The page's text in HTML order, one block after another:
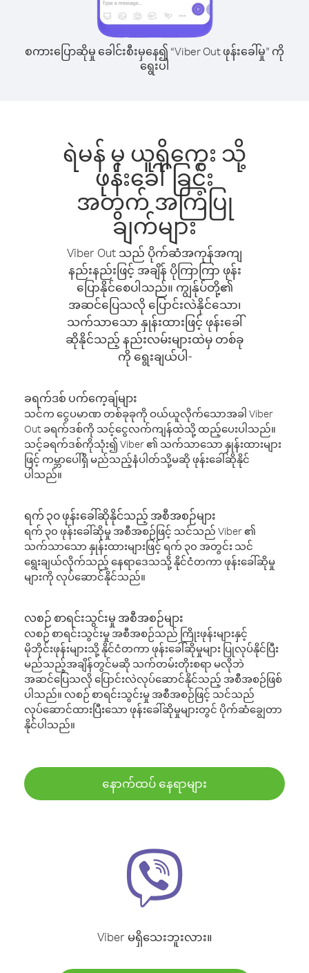
စကားပြောဆိုမှု ခေါင်းစီးမှနေ၍ “Viber Out ဖုန်းခေါ်မှု” ကို
ရွေးပါ
ရဲမန် မှ ယူရိုကွေး သို့
ဖုန်းခေါ်ခြင်း
အတွက် အကြံပြု
ချက်များ
Viber Out သည် ပိုက်ဆံအကုန်အကျ
နည်းနည်းဖြင့် အချိန် ပိုကြာကြာ ဖုန်း
ပြောနိုင်စေပါသည်။ ကျွန်ုပ်တို့၏
အဆင်ပြေသလို ပြောင်းလဲနိုင်သော၊
သက်သာသော နှုန်းထားဖြင့် ဖုန်းခေါ်
ဆိုနိုင်သည့် နည်းလမ်းများထဲမှ တစ်ခု
ကို ရွေးချယ်ပါ-
ခရက်ဒစ် ပက်ကေ့ချ်များ
သင်က ငွေပမာဏ တစ်ခုခုကို ဝယ်ယူလိုက်သောအခါ Viber
Out ခရက်ဒစ်ကို သင့်ငွေလက်ကျန်ထဲသို့ ထည့်ပေးပါသည်။
သင့်ခရက်ဒစ်ကိုသုံး၍ Viber ၏ သက်သာသော နှုန်းထားများ
ဖြင့် ကမ္ဘာပေါ်ရှိ မည်သည့်နံပါတ်သို့မဆို ဖုန်းခေါ်ဆိုနိုင်
ပါသည်။
ရက် ၃၀ ဖုန်းခေါ်ဆိုနိုင်သည့် အစီအစဉ်များ
ရက် ၃၀ ဖုန်းခေါ်ဆိုမှု အစီအစဉ်ဖြင့် သင်သည် Viber ၏
သက်သာသော နှုန်းထားများဖြင့် ရက် ၃၀ အတွင်း သင်
ရွေးချယ်လိုက်သည့် နေရာဒေသသို့ နိုင်ငံတကာ ဖုန်းခေါ်ဆိုမှု
များကို လုပ်ဆောင်နိုင်သည်။
လစဉ် စာရင်းသွင်းမှု အစီအစဉ်များ
လစဉ် စာရင်းသွင်းမှု အစီအစဉ်သည် ကြိုးဖုန်းများနှင့်
မိုဘိုင်းဖုန်းများသို့ နိုင်ငံတကာ ဖုန်းခေါ်ဆိုမှုများ ပြုလုပ်နိုင်ပြီး
မည်သည့်အချိန်တွင်မဆို သက်တမ်းတိုးစရာ မလိုဘဲ
အဆင်ပြေသလို ပြောင်းလဲလုပ်ဆောင်နိုင်သည့် အစီအစဉ်ဖြစ်
ပါသည်။ လစဉ် စာရင်းသွင်းမှု အစီအစဉ်ဖြင့် သင်သည်
လုပ်ဆောင်ထားပြီးသော ဖုန်းခေါ်ဆိုမှုများတွင် ပိုက်ဆံချွေတာ
နိုင်ပါသည်။
နောက်ထပ် နေရာများ
Viber မရှိသေးဘူးလား။